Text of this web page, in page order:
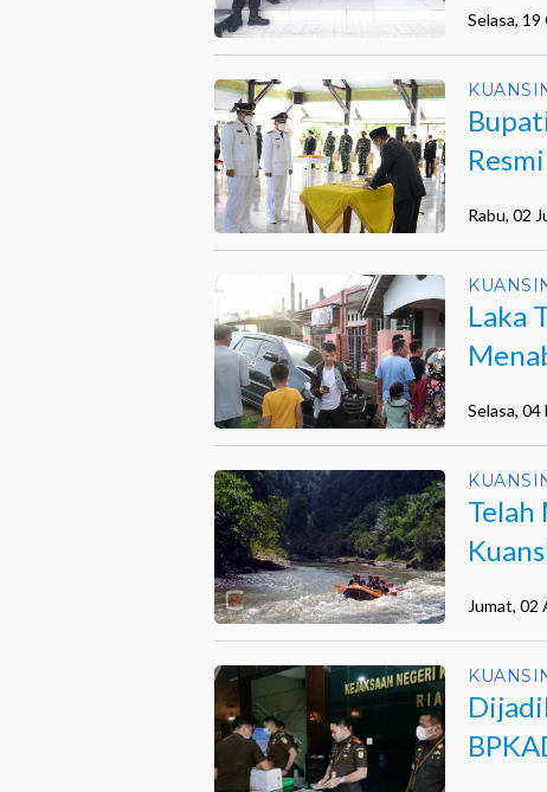
Selasa,
Rabu, 02
Laka
Selasa,
Telah
Jumat, 02